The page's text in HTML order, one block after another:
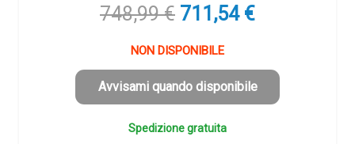
748,99€ Il
originale
era:
748,99 €.
711,54 €Il
è:
711,54 €.
NON DISPONIBILE
Avvisami quando disponibile
Spedizione gratuita